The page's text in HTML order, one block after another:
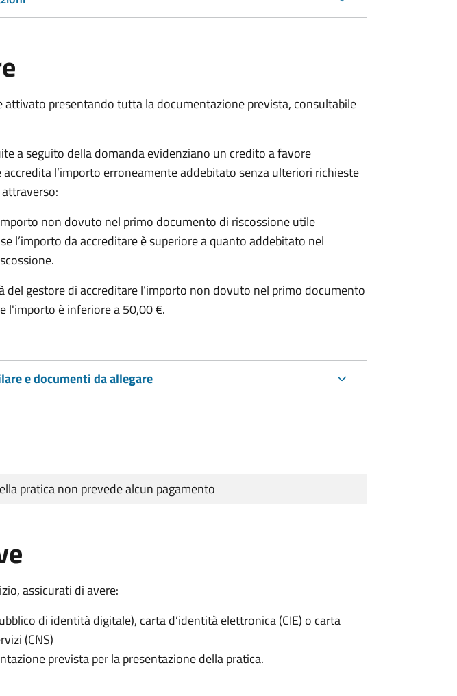
attivato presentando tutta la documentazione prevista, consultabile
a seguito della domanda evidenziano un credito a favore
accredita l’importo erroneamente addebitato senza ulteriori richieste
non dovuto nel primo documento di riscossione utile
l’importo da accreditare è superiore a quanto addebitato nel
del gestore di accreditare l’importo non dovuto nel primo documento
l'importo è inferiore a 50,00 €.
e documenti da allegare
pratica non prevede alcun pagamento
assicurati di avere:
di identità digitale), carta d’identità elettronica (CIE) o carta
(CNS)
prevista per la presentazione della pratica.